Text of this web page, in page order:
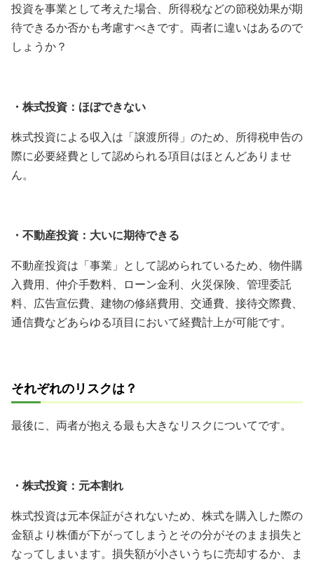
投資を事業として考えた場合、所得税などの節税効果が期
待できるか否かも考慮すべきです。両者に違いはあるので
しょうか？
・株式投資：ほぼできない
株式投資による収入は「譲渡所得」のため、所得税申告の
際に必要経費として認められる項目はほとんどありませ
ん。
・不動産投資：大いに期待できる
不動産投資は「事業」として認められているため、物件購
入費用、仲介手数料、ローン金利、火災保険、管理委託
料、広告宣伝費、建物の修繕費用、交通費、接待交際費、
通信費などあらゆる項目において経費計上が可能です。
それぞれのリスクは？
最後に、両者が抱える最も大きなリスクについてです。
・株式投資：元本割れ
株式投資は元本保証がされないため、株式を購入した際の
金額より株価が下がってしまうとその分がそのまま損失と
なってしまいます。損失額が小さいうちに売却するか、ま